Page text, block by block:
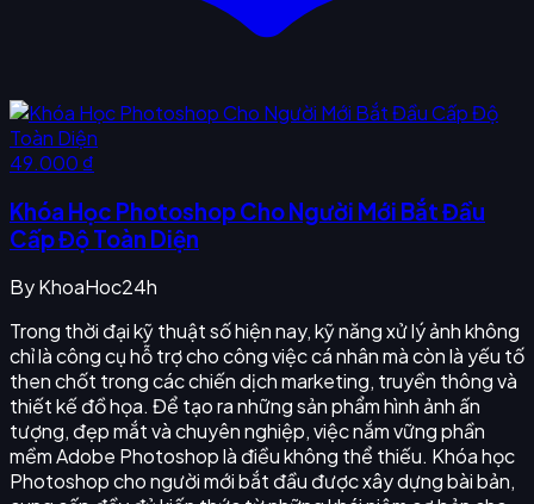
49.000 ₫
Khóa Học Photoshop Cho Người Mới Bắt Đầu
Cấp Độ Toàn Diện
ByKhoaHoc24h
Trong thời đại kỹ thuật số hiện nay, kỹ năng xử lý ảnh không
chỉ là công cụ hỗ trợ cho công việc cá nhân mà còn là yếu tố
then chốt trong các chiến dịch marketing, truyền thông và
thiết kế đồ họa. Để tạo ra những sản phẩm hình ảnh ấn
tượng, đẹp mắt và chuyên nghiệp, việc nắm vững phần
mềm Adobe Photoshop là điều không thể thiếu. Khóa học
Photoshop cho người mới bắt đầu được xây dựng bài bản,